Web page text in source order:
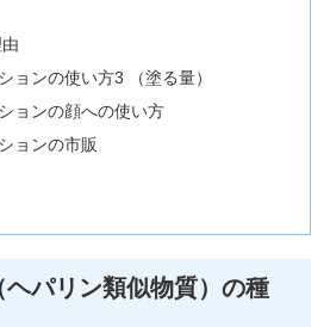
ョンの使い方3 （塗る量）
ョンの顔への使い方
ョンの市販
ヘパリン類似物質）の種